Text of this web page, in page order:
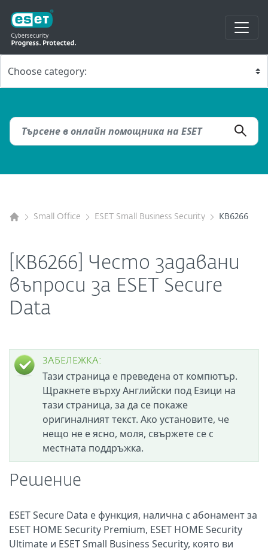
Small Office ESET Small Business Security KB6266
[KB6266] Често задавани
въпроси за ESET Secure
Data
ЗАБЕЛЕЖКА:
Тази страница е преведена от компютър.
Щракнете върху Английски под Езици на
тази страница, за да се покаже
оригиналният текст. Ако установите, че
нещо не е ясно, моля, свържете се с
местната поддръжка.
Решение
ESET Secure Data е функция, налична с абонамент за
ESET HOME Security Premium, ESET HOME Security
Ultimate и ESET Small Business Security, която ви